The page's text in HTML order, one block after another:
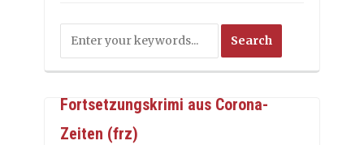
Fortsetzungskrimi aus Corona-
Zeiten (frz)